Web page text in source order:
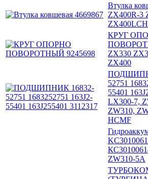
Втулка
ZX400R-3
КРУГ
ZX330
ZX400
52751
55401
LX300-7,
ZW310,
HCMF
ZW310-5A